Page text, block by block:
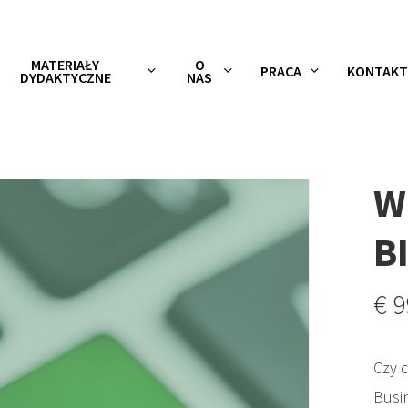
MATERIAŁY
DYDAKTYCZNE
O
NAS PRACA KONTAKT
€
Czy